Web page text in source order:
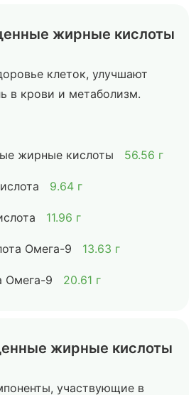
жирные кислоты
клеток, улучшают
в крови и метаболизм.
жирные кислоты 56.56 г
9.64 г
11.96 г
Омега-9 13.63 г
Омега-9 20.61 г
жирные кислоты
участвующие в